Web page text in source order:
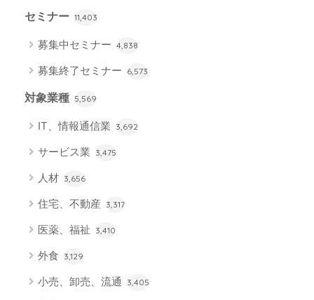
セミナー 11,403
募集中セミナー 4,838
募集終了セミナー 6,573
対象業種 5,569
IT、情報通信業 3,692
サービス業 3,475
人材 3,656
住宅、不動産 3,317
医薬、福祉 3,410
外食 3,129
小売、卸売、流通 3,405